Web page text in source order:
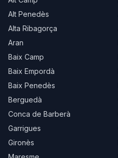
Alt Penedès
Alta Ribagorça
Aran
Baix Camp
Baix Empordà
Baix Penedès
Berguedà
Conca de Barberà
Garrigues
Gironès